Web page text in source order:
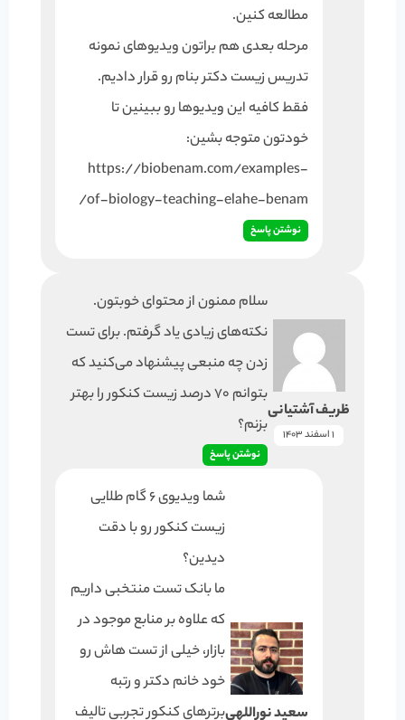
مطالعه کنین.
مرحله بعدی هم براتون ویدیوهای نمونه
تدریس زیست دکتر بنام رو قرار دادیم.
فقط کافیه این ویدیوها رو ببینین تا
خودتون متوجه بشین:
https://biobenam.com/examples-
of-biology-teaching-elahe-benam/
نوشتن پاسخ
ظریف آشتیانی
1 اسفند 1403
سلام ممنون از محتوای خوبتون.
نکته‌های زیادی یاد گرفتم. برای تست
زدن چه منبعی پیشنهاد می‌کنید که
بتوانم 70 درصد زیست کنکور را بهتر
بزنم؟
نوشتن پاسخ
سعید نوراللهی
شما ویدیوی 6 گام طلایی
زیست کنکور رو با دقت
دیدین؟
ما بانک تست منتخبی داریم
که علاوه بر منابع موجود در
بازار، خیلی از تست هاش رو
خود خانم دکتر و رتبه
برترهای کنکور تجربی تالیف